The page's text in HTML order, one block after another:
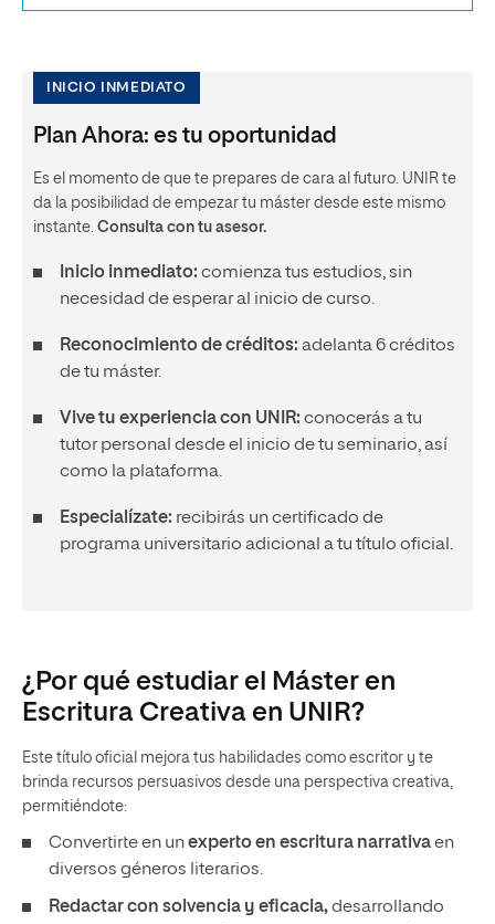
INICIO INMEDIATO
Plan Ahora: es tu oportunidad
Es el momento de que te prepares de cara al futuro. UNIR te
da la posibilidad de empezar tu máster desde este mismo
instante. Consulta con tu asesor.
Inicio inmediato: comienza tus estudios, sin
necesidad de esperar al inicio de curso.
Reconocimiento de créditos: adelanta 6 créditos
de tu máster.
Vive tu experiencia con UNIR: conocerás a tu
tutor personal desde el inicio de tu seminario, así
como la plataforma.
Especialízate: recibirás un certificado de
programa universitario adicional a tu título oficial.
¿Por qué estudiar el Máster en
Escritura Creativa en UNIR?
Este título oficial mejora tus habilidades como escritor y te
brinda recursos persuasivos desde una perspectiva creativa,
permitiéndote:
Convertirte en unexperto en escritura narrativaen
diversos géneros literarios.
Redactar con solvencia y eficacia,desarrollando